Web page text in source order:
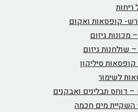
ריחות
קופסאות ואקום
גיזום
שולחנות גיזום
סיליקון
לשימור
דוחס תבלינים ואבקנים
מים חכמה